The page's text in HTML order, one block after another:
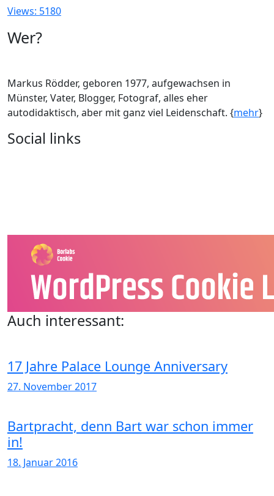
Views: 5180
Wer?
Markus Rödder, geboren 1977, aufgewachsen in
Münster, Vater, Blogger, Fotograf, alles eher
autodidaktisch, aber mit ganz viel Leidenschaft. {mehr}
Social links
Auch interessant:
17 Jahre Palace Lounge Anniversary
27. November 2017
Bartpracht, denn Bart war schon immer
in!
18. Januar 2016